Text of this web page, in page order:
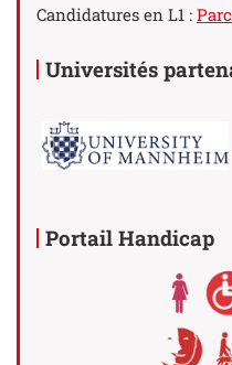
Candidatures en L1 :
Universités
Portail Handicap